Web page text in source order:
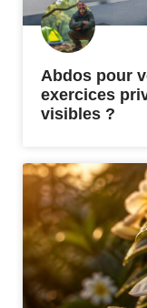
Abdos pour
exercices
visibles ?